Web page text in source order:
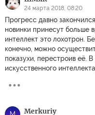
24 марта 2018, 08:20
Прогресс давно
новинки принесут больше
интеллект это лохотрон.
конечно, можно
показухи, перестроив её.
искусственного
Merkuriy